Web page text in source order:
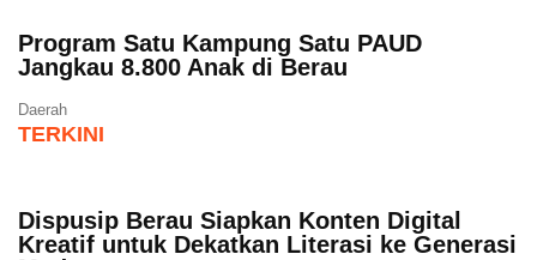
Program Satu Kampung Satu PAUD
Jangkau 8.800 Anak di Berau
Daerah
TERKINI
Dispusip Berau Siapkan Konten Digital
Kreatif untuk Dekatkan Literasi ke Generasi